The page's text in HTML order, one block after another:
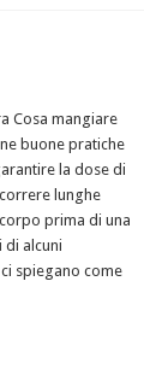
Cosa mangiare
buone pratiche
la dose di
lunghe
prima di una
di alcuni
spiegano come